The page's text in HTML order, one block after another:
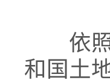
依照
和国土